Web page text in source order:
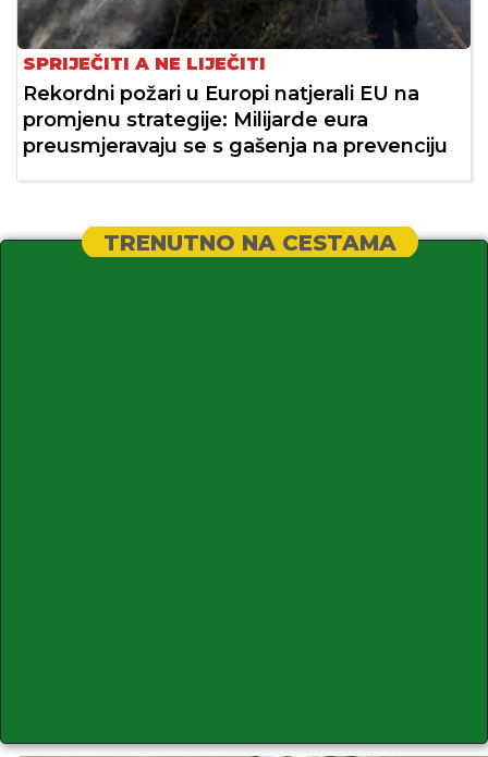
SPRIJEČITI A NE LIJEČITI
Rekordni požari u Europi natjerali EU na
promjenu strategije: Milijarde eura
preusmjeravaju se s gašenja na prevenciju
TRENUTNO NA CESTAMA